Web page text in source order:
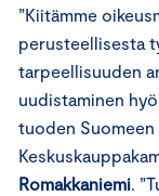
”Kiitämme
perusteellisesta
tarpeellisuuden
uudistaminen
tuoden
Romakkaniemi .